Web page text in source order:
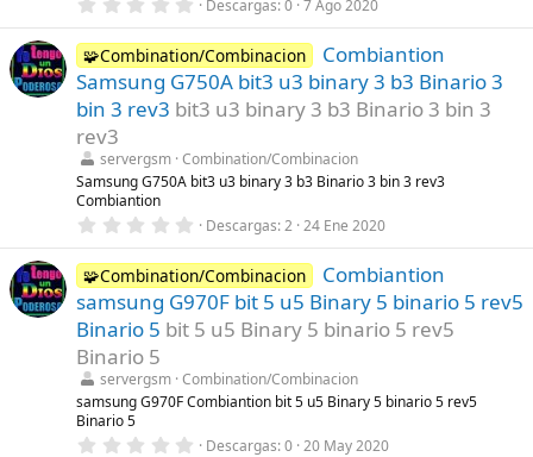
a
(
s
)
0
0
e
s
t
r
l
l
a
s
Descargas 0 7 Ago 2020
🧩Combination/Combinacion
Combiantion
Samsung G750A bit3 u3 binary 3 b3 Binario 3
bin 3 rev3 bit3 u3 binary 3 b3 Binario 3 bin 3
rev3
servergsm Combination/Combinacion
Samsung G750A bit3 u3 binary 3 b3 Binario 3 bin 3 rev3
Combiantion
0
0
0
e
s
t
r
l
l
a
s
Descargas 2 24 Ene 2020
🧩Combination/Combinacion
Combiantion
samsung G970F bit 5 u5 Binary 5 binario 5 rev5
Binario 5 bit 5 u5 Binary 5 binario 5 rev5
Binario 5
servergsm Combination/Combinacion
samsung G970F Combiantion bit 5 u5 Binary 5 binario 5 rev5
Binario 5
0 Descargas 0 20 May 2020